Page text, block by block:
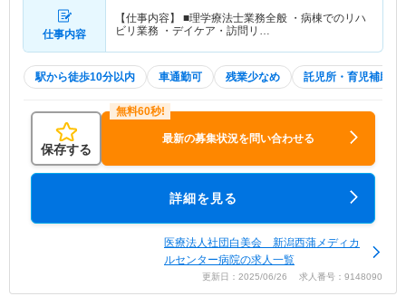
仕事内容
【仕事内容】 ■理学療法士業務全般 ・病棟でのリハ
ビリ業務 ・デイケア・訪問リ…
駅から徒歩10分以内 車通勤可 残業少なめ 託児所・育児補助
保存する
最新の募集状況を問い合わせる
詳細を見る
医療法人社団白美会 新潟西蒲メディカ
ルセンター病院の求人一覧
更新日：2025/06/26 求人番号：9148090